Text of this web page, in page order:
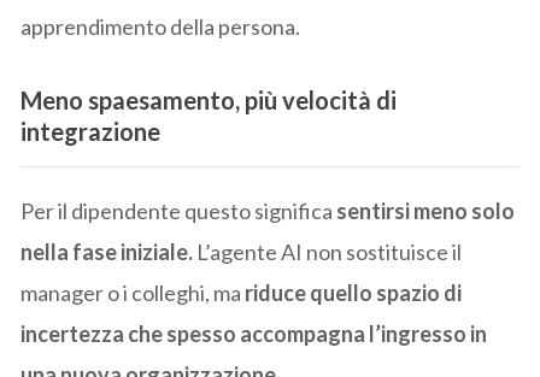
apprendimento della persona.
Meno spaesamento, più velocità di
integrazione
Per il dipendente questo significa sentirsi meno solo
nella fase iniziale. L’agente AI non sostituisce il
manager o i colleghi, ma riduce quello spazio di
incertezza che spesso accompagna l’ingresso in